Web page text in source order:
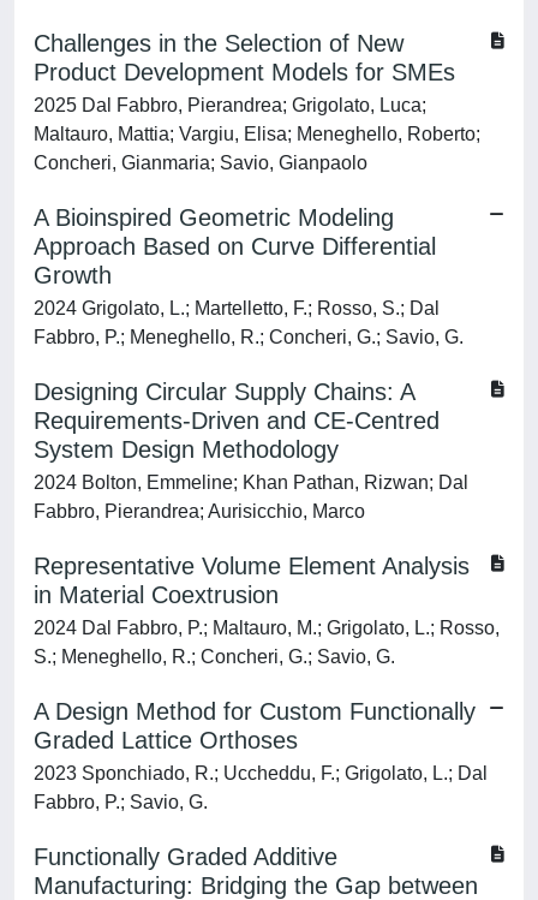
Challenges in the Selection of New
Product Development Models for SMEs
2025 Dal Fabbro, Pierandrea; Grigolato, Luca;
Maltauro, Mattia; Vargiu, Elisa; Meneghello, Roberto;
Concheri, Gianmaria; Savio, Gianpaolo
A Bioinspired Geometric Modeling
Approach Based on Curve Differential
Growth
2024 Grigolato, L.; Martelletto, F.; Rosso, S.; Dal
Fabbro, P.; Meneghello, R.; Concheri, G.; Savio, G.
Designing Circular Supply Chains: A
Requirements-Driven and CE-Centred
System Design Methodology
2024 Bolton, Emmeline; Khan Pathan, Rizwan; Dal
Fabbro, Pierandrea; Aurisicchio, Marco
Representative Volume Element Analysis
in Material Coextrusion
2024 Dal Fabbro, P.; Maltauro, M.; Grigolato, L.; Rosso,
S.; Meneghello, R.; Concheri, G.; Savio, G.
A Design Method for Custom Functionally
Graded Lattice Orthoses
2023 Sponchiado, R.; Uccheddu, F.; Grigolato, L.; Dal
Fabbro, P.; Savio, G.
Functionally Graded Additive
Manufacturing: Bridging the Gap between